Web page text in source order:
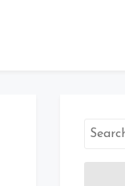
Search